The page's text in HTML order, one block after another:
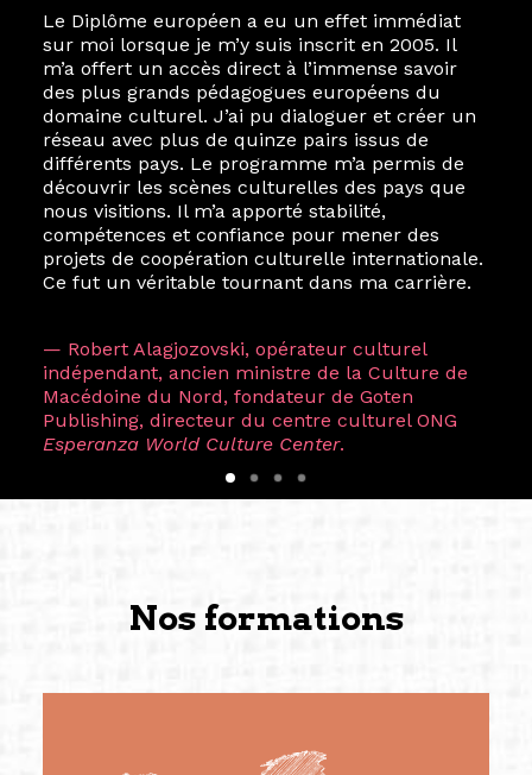
Le Diplôme européen a eu un effet immédiat
sur moi lorsque je m’y suis inscrit en 2005. Il
m’a offert un accès direct à l’immense savoir
des plus grands pédagogues européens du
domaine culturel. J’ai pu dialoguer et créer un
réseau avec plus de quinze pairs issus de
différents pays. Le programme m’a permis de
découvrir les scènes culturelles des pays que
nous visitions. Il m’a apporté stabilité,
compétences et confiance pour mener des
projets de coopération culturelle internationale.
Ce fut un véritable tournant dans ma carrière.
— Robert Alagjozovski, opérateur culturel
indépendant, ancien ministre de la Culture de
Macédoine du Nord, fondateur de Goten
Publishing, directeur du centre culturel ONG
Esperanza World Culture Center.
Nos formations